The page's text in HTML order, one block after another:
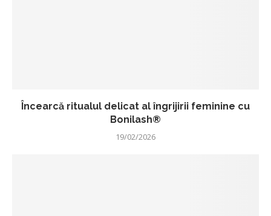
Încearcă ritualul delicat al îngrijirii feminine cu
Bonilash®
19/02/2026